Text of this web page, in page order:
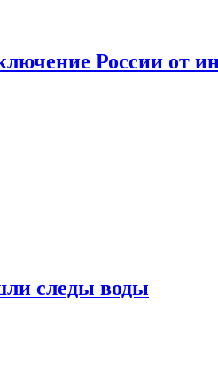
России от
следы воды